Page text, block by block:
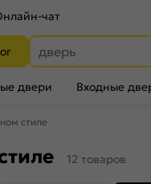
чат
двери Входные
стиле
12 товаров